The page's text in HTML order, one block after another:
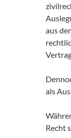
aus
als
Recht